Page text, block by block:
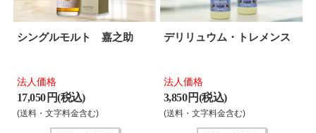
シングルモルト 嘉之助
法人価格
17,050 円(税込)
(送料・文字料金含む)
デリリュウム・トレメンス
法人価格
3,850 円(税込)
(送料・文字料金含む)